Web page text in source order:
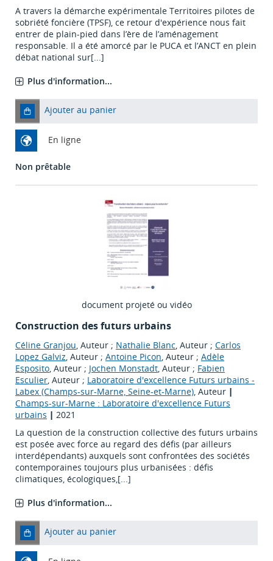
A travers la démarche expérimentale Territoires pilotes de
sobriété foncière (TPSF), ce retour d'expérience nous fait
entrer de plain-pied dans l’ère de l’aménagement
responsable. Il a été amorcé par le PUCA et l’ANCT en plein
débat national sur[...]
Plus d'information...
Ajouter au panier
En ligne
Non prêtable
document projeté ou vidéo
Construction des futurs urbains
Céline Granjou, Auteur ; Nathalie Blanc, Auteur ; Carlos
Lopez Galviz, Auteur ; Antoine Picon, Auteur ; Adèle
Esposito, Auteur ; Jochen Monstadt, Auteur ; Fabien
Esculier, Auteur ; Laboratoire d'excellence Futurs urbains -
Labex (Champs-sur-Marne, Seine-et-Marne), Auteur |
Champs-sur-Marne : Laboratoire d'excellence Futurs
urbains | 2021
La question de la construction collective des futurs urbains
est posée avec force au regard des défis (par ailleurs
interdépendants) auxquels sont confrontées des sociétés
contemporaines toujours plus urbanisées : défis
climatiques, écologiques,[...]
Plus d'information...
Ajouter au panier